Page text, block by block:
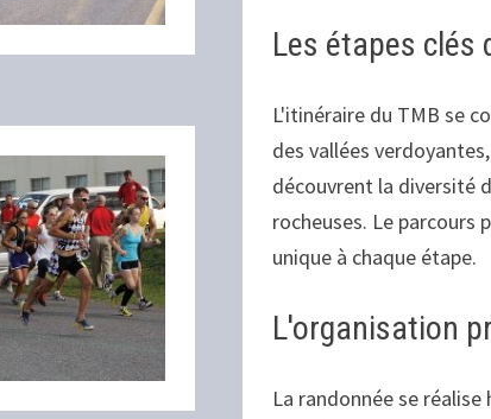
Les étapes
L'itinéraire du TMB se
des vallées
découvrent la diversité
rocheuses. Le
unique à chaque étape.
L'organisation
La randonnée se